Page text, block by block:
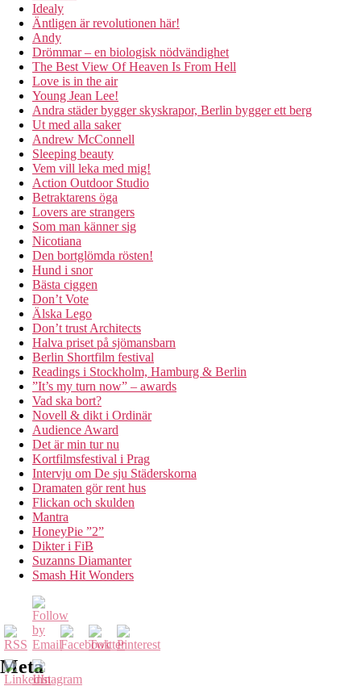
Idealy
Äntligen är revolutionen här!
Andy
Drömmar – en biologisk nödvändighet
The Best View Of Heaven Is From Hell
Love is in the air
Young Jean Lee!
Andra städer bygger skyskrapor, Berlin bygger ett berg
Ut med alla saker
Andrew McConnell
Sleeping beauty
Vem vill leka med mig!
Action Outdoor Studio
Betraktarens öga
Lovers are strangers
Som man känner sig
Nicotiana
Den bortglömda rösten!
Hund i snor
Bästa ciggen
Don’t Vote
Älska Lego
Don’t trust Architects
Halva priset på sjömansbarn
Berlin Shortfilm festival
Readings i Stockholm, Hamburg & Berlin
”It’s my turn now” – awards
Vad ska bort?
Novell & dikt i Ordinär
Audience Award
Det är min tur nu
Kortfilmsfestival i Prag
Intervju om De sju Städerskorna
Dramaten gör rent hus
Flickan och skulden
Mantra
HoneyPie ”2”
Dikter i FiB
Suzanns Diamanter
Smash Hit Wonders
Meta